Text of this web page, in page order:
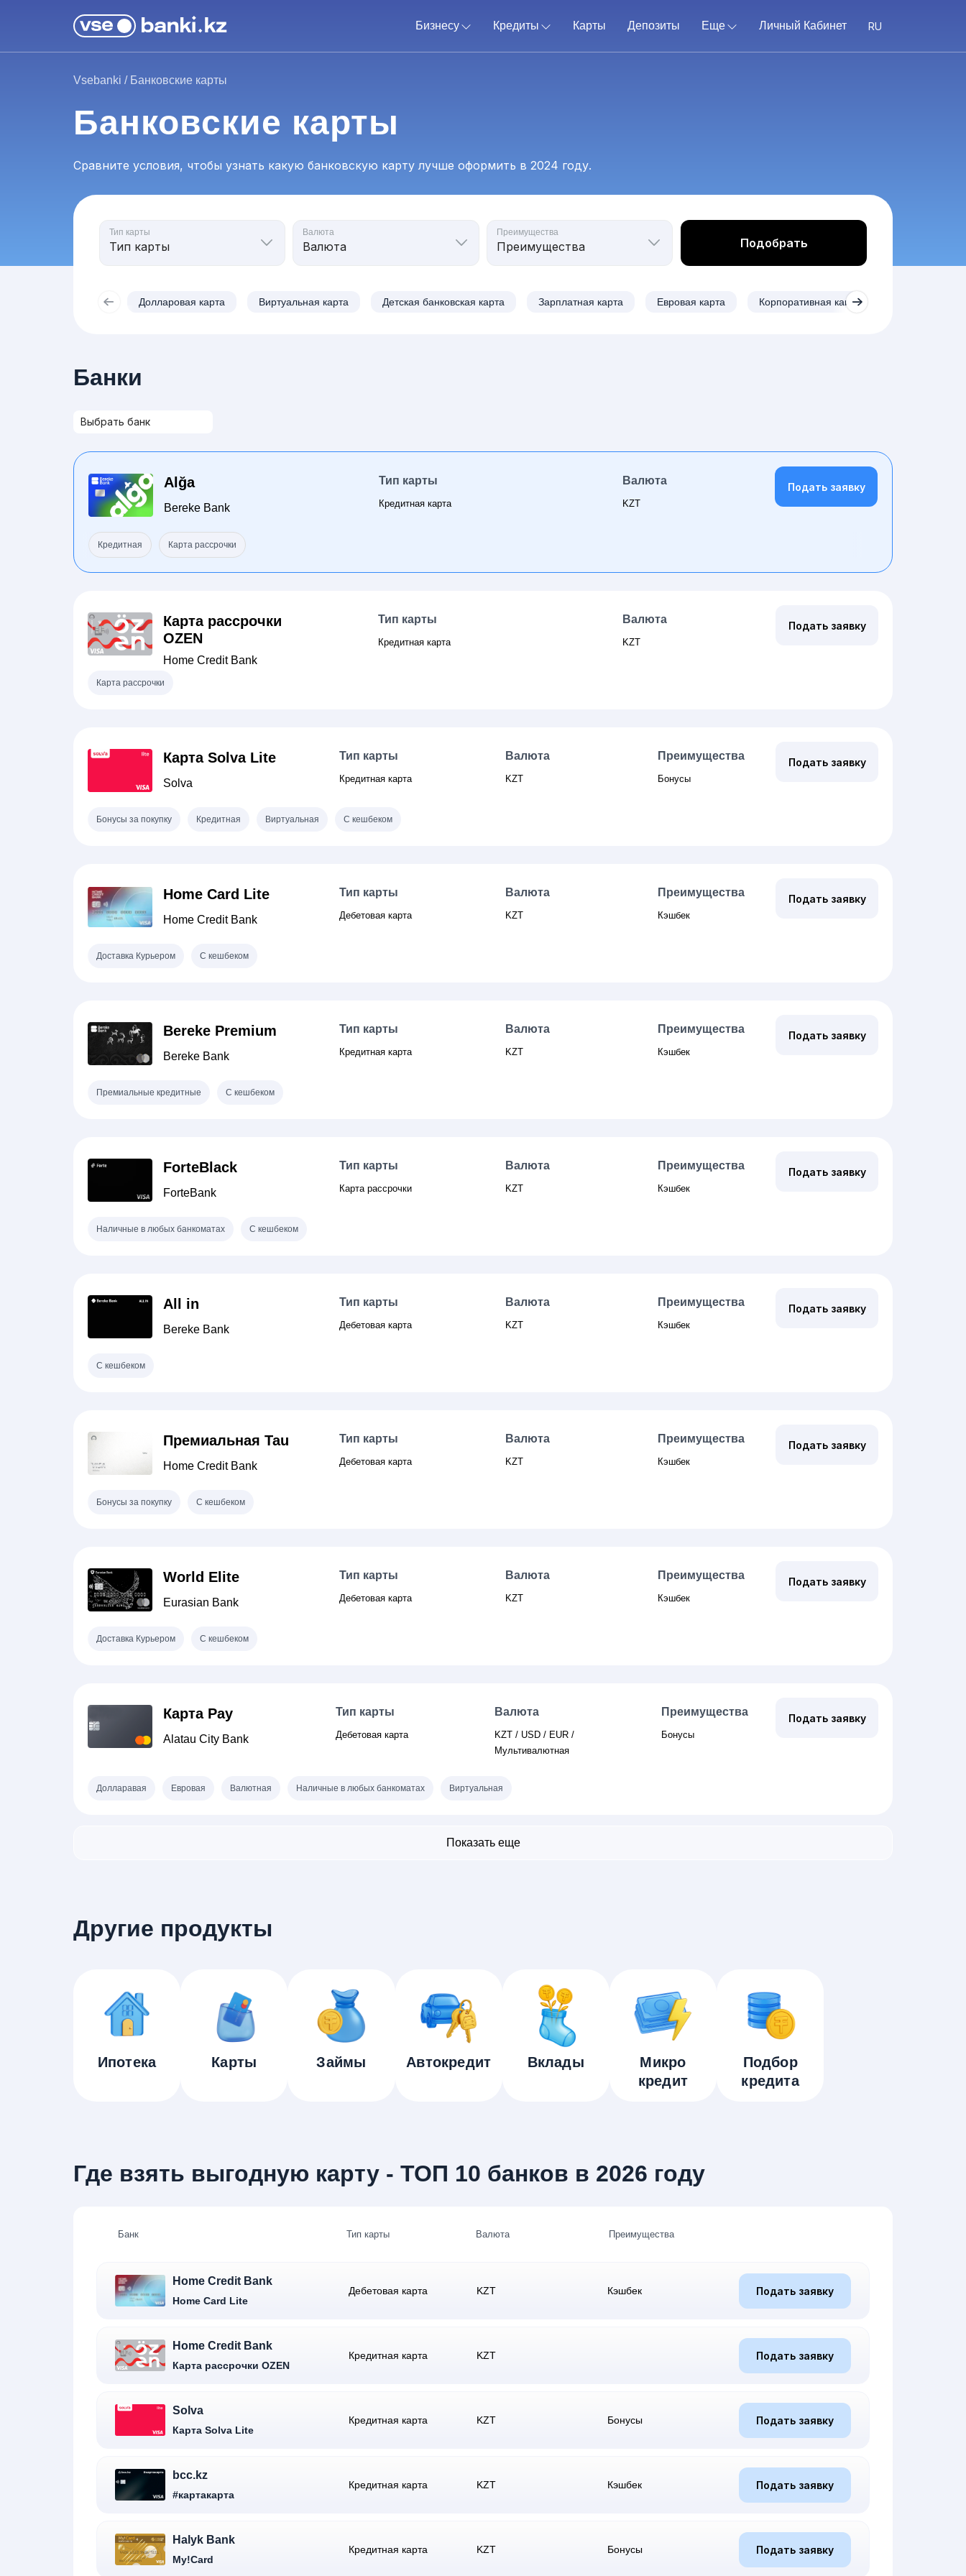
Бизнесу Кредиты Карты Депозиты Еще Личный Кабинет
Vsebanki / Банковские карты
Банковские карты
Сравните условия, чтобы узнать какую банковскую карту лучше оформить в 2024 году.
Тип карты Валюта Преимущества
Подобрать
Долларовая карта Виртуальная карта Детская банковская карта Зарплатная карта Евровая карта Корпоративная карта
Банки
Alğa
Bereke Bank
Тип карты
Кредитная карта
Валюта
KZT
Подать заявку
Кредитная Карта рассрочки
Карта рассрочки
OZEN
Home Credit Bank
Тип карты
Кредитная карта
Валюта
KZT
Подать заявку
Карта рассрочки
Карта Solva Lite
Solva
Тип карты
Кредитная карта
Валюта
KZT
Преимущества
Бонусы
Подать заявку
Бонусы за покупку Кредитная Виртуальная С кешбеком
Home Card Lite
Home Credit Bank
Тип карты
Дебетовая карта
Валюта
KZT
Преимущества
Кэшбек
Подать заявку
Доставка Курьером С кешбеком
Bereke Premium
Bereke Bank
Тип карты
Кредитная карта
Валюта
KZT
Преимущества
Кэшбек
Подать заявку
Премиальные кредитные С кешбеком
ForteBlack
ForteBank
Тип карты
Карта рассрочки
Валюта
KZT
Преимущества
Кэшбек
Подать заявку
Наличные в любых банкоматах С кешбеком
All in
Bereke Bank
Тип карты
Дебетовая карта
Валюта
KZT
Преимущества
Кэшбек
Подать заявку
С кешбеком
Премиальная Tau
Home Credit Bank
Тип карты
Дебетовая карта
Валюта
KZT
Преимущества
Кэшбек
Подать заявку
Бонусы за покупку С кешбеком
World Elite
Eurasian Bank
Тип карты
Дебетовая карта
Валюта
KZT
Преимущества
Кэшбек
Подать заявку
Доставка Курьером С кешбеком
Карта Pay
Alatau City Bank
Тип карты
Дебетовая карта
Валюта
KZT / USD / EUR /
Мультивалютная
Преимущества
Бонусы
Подать заявку
Долларавая Евровая Валютная Наличные в любых банкоматах Виртуальная
Показать еще
Другие продукты
Ипотека Карты Займы Автокредит Вклады
Микро
кредит
Подбор
кредита
Где взять выгодную карту - ТОП 10 банков в 2026 году
Банк Тип карты Валюта Преимущества
Home Credit Bank
Home Card Lite
Дебетовая карта KZT Кэшбек Подать заявку
Home Credit Bank
Карта рассрочки OZEN
Кредитная карта KZT Подать заявку
Solva
Карта Solva Lite
Кредитная карта KZT Бонусы Подать заявку
bcc.kz
#картакарта
Кредитная карта KZT Кэшбек Подать заявку
Halyk Bank
My!Card
Кредитная карта KZT Бонусы Подать заявку